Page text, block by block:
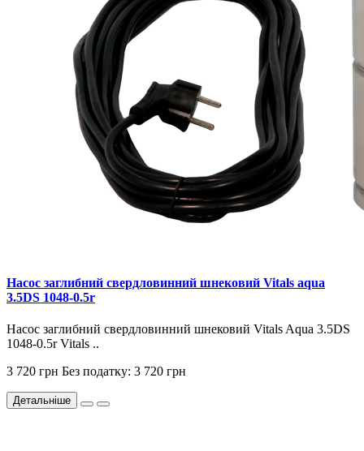
Насос заглибний свердловинний шнековий Vitals aqua
3.5DS 1048-0.5r
Насос заглибний свердловинний шнековий Vitals Aqua 3.5DS
1048-0.5r Vitals ..
3 720 грн Без податку: 3 720 грн
Детальніше